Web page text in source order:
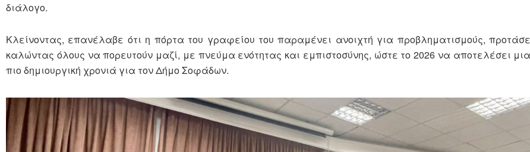
διάλογο.
Κλείνοντας, επανέλαβε ότι η πόρτα του γραφείου του παραμένει ανοιχτή για προβληματισμούς,
καλώντας όλους να πορευτούν μαζί, με πνεύμα ενότητας και εμπιστοσύνης, ώστε το 2026 να αποτελέσει
πιο δημιουργική χρονιά για τον Δήμο Σοφάδων.